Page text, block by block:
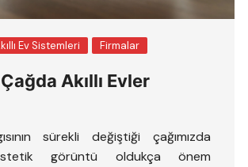
Ev Sistemleri Firmalar
Akıllı Evler
sürekli değiştiği çağımızda
görüntü oldukça önem